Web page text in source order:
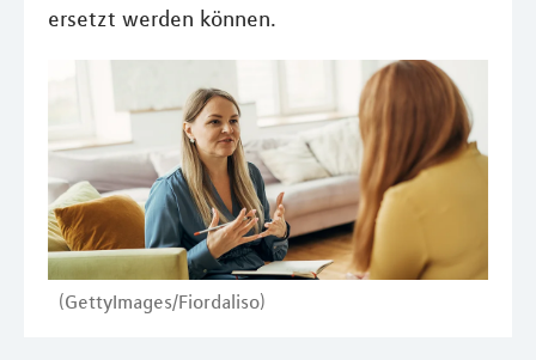
ersetzt werden können.
(GettyImages/Fiordaliso)